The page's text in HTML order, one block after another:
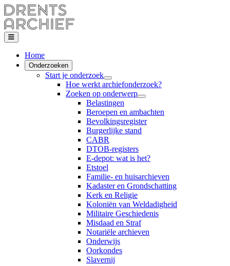
Home
Onderzoeken
Start je onderzoek
Hoe werkt archiefonderzoek?
Zoeken op onderwerp
Belastingen
Beroepen en ambachten
Bevolkingsregister
Burgerlijke stand
CABR
DTOB-registers
E-depot: wat is het?
Etstoel
Familie- en huisarchieven
Kadaster en Grondschatting
Kerk en Religie
Koloniën van Weldadigheid
Militaire Geschiedenis
Misdaad en Straf
Notariële archieven
Onderwijs
Oorkondes
Slavernij